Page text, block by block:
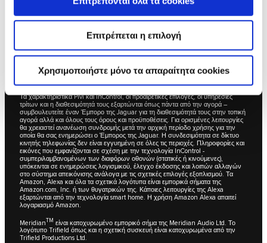
Επιτρέπεται η επιλογή
Χρησιμοποιήστε μόνο τα απαραίτητα cookies
φορτίο, τοποθέτηση ζαντών και αξεσουάρ, πραγματική διαδρομή και κατάσταση
μία τυποποιημένη διαδρομή.
1Για την υπηρεσία Connected Navigation (Συνδεδεμένη Πλοήγηση) θα χρειαστεί
ανανέωση συνδρομής μετά την αρχική περίοδο χρήσης για την οποία θα σας
ενημερώσει ο Έμπορος της Jaguar.
2Ενδέχεται να ισχύει Πολιτική Ορθής Χρήσης. Περιλαμβάνει συνδρομή 1 έτους,
με δυνατότητα ανανέωσης μετά την αρχική περίοδο χρήσης για την οποία θα
Τα χαρακτηριστικά Pivi και InControl, οι προαιρετικές επιλογές, οι υπηρεσίες
τρίτων και η διαθεσιμότητά τους εξαρτώνται όπως πάντα από την αγορά –
συμβουλευτείτε έναν Έμπορο της Jaguar για τη διαθεσιμότητά τους στην τοπική
αγορά αλλά και όλους τους όρους και προϋποθέσεις. Για ορισμένες λειτουργίες
θα χρειαστεί ανανέωση συνδρομής μετά την αρχική περίοδο χρήσης για την
οποία θα σας ενημερώσει ο Έμπορος της Jaguar. Η συνδεσιμότητα σε δίκτυο
κινητής τηλεφωνίας δεν είναι εγγυημένη σε όλες τις περιοχές. Πληροφορίες και
εικόνες που εμφανίζονται σε σχέση με την τεχνολογία InControl -
συμπεριλαμβανομένων των διαφόρων οθονών (στατικές ή κινούμενες),
υπόκεινται σε ενημερώσεις λογισμικού, έλεγχο έκδοσης και λοιπών αλλαγών
στο σύστημα απεικόνισης ανάλογα με τις σχετικές επιλογές εξοπλισμού. Τα
Amazon, Alexa και όλα τα σχετικά λογότυπα είναι εμπορικά σήματα της
Amazon.com, Inc. ή των θυγατρικών της. Κάποιες λειτουργίες της Alexa
εξαρτώνται από την τεχνολογία smart home. Η χρήση Amazon Alexa απαιτεί
λογαριασμό Amazon.
MeridianTM είναι κατοχυρωμένο εμπορικό σήμα της Meridian Audio Ltd. Το
λογότυπο Trifield όπως και η σχετική συσκευή είναι κατοχυρωμένα από την
Trifield Productions Ltd.